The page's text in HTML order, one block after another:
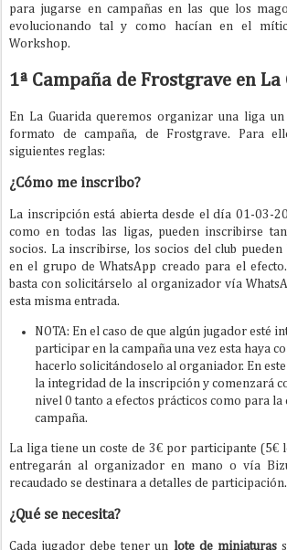
para jugarse en campañas en las que los
evolucionando tal y como hacían en el
Workshop.
1ª Campaña de Frostgrave en
En La Guarida queremos organizar una liga
formato de campaña, de Frostgrave. Para
siguientes reglas:
¿Cómo me inscribo?
La inscripción está abierta desde el día 01-03-
como en todas las ligas, pueden inscribirse
socios. La inscribirse, los socios del club
en el grupo de WhatsApp creado para el
basta con solicitárselo al organizador vía
esta misma entrada.
NOTA: En el caso de que algún jugador esté
participar en la campaña una vez esta haya
hacerlo solicitándoselo al organiador. En
la integridad de la inscripción y comenzará
nivel 0 tanto a efectos prácticos como para la
campaña.
La liga tiene un coste de 3€ por participante (5€
entregarán al organizador en mano o vía
recaudado se destinara a detalles de participación.
¿Qué se necesita?
Cada jugador debe tener un lote de miniaturas